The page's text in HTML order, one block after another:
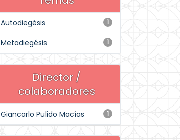
1
Autodiegésis
1
Metadiegésis
Director /
colaboradores
1
Giancarlo Pulido Macías